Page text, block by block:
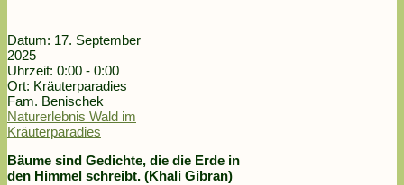
Datum: 17. September
2025
Uhrzeit: 0:00 - 0:00
Ort: Kräuterparadies
Fam. Benischek
Naturerlebnis Wald im
Kräuterparadies
Bäume sind Gedichte, die die Erde in
den Himmel schreibt. (Khali Gibran)